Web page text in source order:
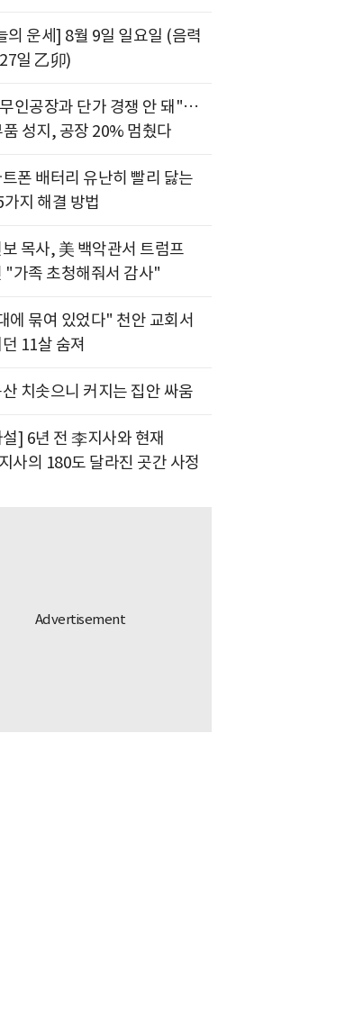
의 운세] 8월 9일 일요일 (음력
일 乙卯)
인공장과 단가 경쟁 안 돼"…
성지, 공장 20% 멈췄다
폰 배터리 유난히 빨리 닳는
가지 해결 방법
목사, 美 백악관서 트럼프
"가족 초청해줘서 감사"
에 묶여 있었다" 천안 교회서
11살 숨져
치솟으니 커지는 집안 싸움
] 6년 전 李지사와 현재
사의 180도 달라진 곳간 사정